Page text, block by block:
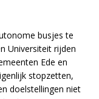
busjes te
Universiteit rijden
Ede en
stopzetten,
doelstellingen niet